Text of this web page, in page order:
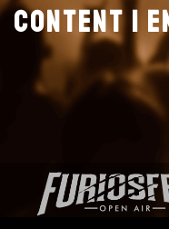
CONTENT |